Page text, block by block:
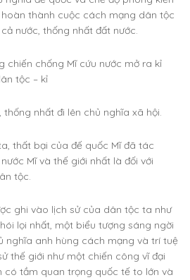
thành cuộc cách mạng dân tộc
nước, thống nhất đất nước.
chiến chống Mĩ cứu nước mở ra kỉ
tộc – kỉ
nhất đi lên chủ nghĩa xã hội.
thất bại của đế quốc Mĩ đã tác
Mĩ và thế giới nhất là đối với
tộc.
ghi vào lịch sử của dân tộc ta như
lọi nhất, một biểu tượng sáng ngời
nghĩa anh hùng cách mạng và trí tuệ
thế giới như một chiến công vĩ đại
có tầm quan trọng quốc tế to lớn và